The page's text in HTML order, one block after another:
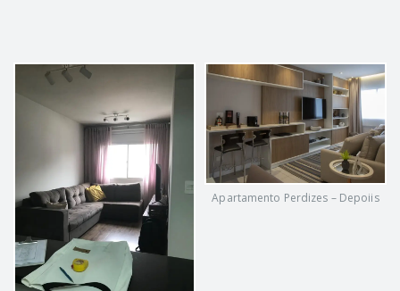
Apartamento Perdizes – Depoiis